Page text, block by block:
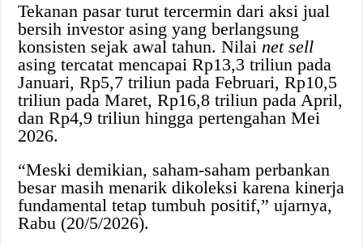
Tekanan pasar turut tercermin dari aksi jual
bersih investor asing yang berlangsung
konsisten sejak awal tahun. Nilainet sell
asing tercatat mencapai Rp13,3 triliun pada
Januari, Rp5,7 triliun pada Februari, Rp10,5
triliun pada Maret, Rp16,8 triliun pada April,
dan Rp4,9 triliun hingga pertengahan Mei
2026.
“Meski demikian, saham-saham perbankan
besar masih menarik dikoleksi karena kinerja
fundamental tetap tumbuh positif,” ujarnya,
Rabu (20/5/2026).